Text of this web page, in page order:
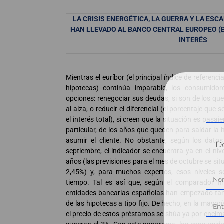
LA CRISIS ENERGÉTICA, LA GUERRA Y LA
HAN LLEVADO AL BANCO CENTRAL EUROPEO
INTERÉS
Mientras el euríbor (el principal índice de
hipotecas) continúa imparable, los
opciones: renegociar sus deudas, si son de los
al alza, o reducir el diferencial (el porcentaje que
el interés total), si creen que la situación es
particular, de los años que queden para saldar la
asumir el cliente. No obstante, según los
septiembre, el indicador se encuentra ya en el
años (las previsiones para el mes de octubre se
2,45%) y, para muchos expertos, esos niveles
tiempo. Tal es así que, según el comparador
entidades bancarias españolas han empezado
de las hipotecas a tipo fijo. De hecho, en la
el precio de estos préstamos se sitúa ya por